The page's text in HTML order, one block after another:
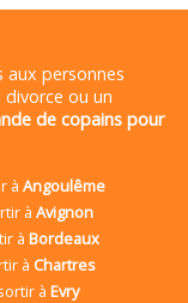
aux personnes
divorce ou un
de copains pour
àAngoulême
à Avignon
àBordeaux
à Chartres
à Evry